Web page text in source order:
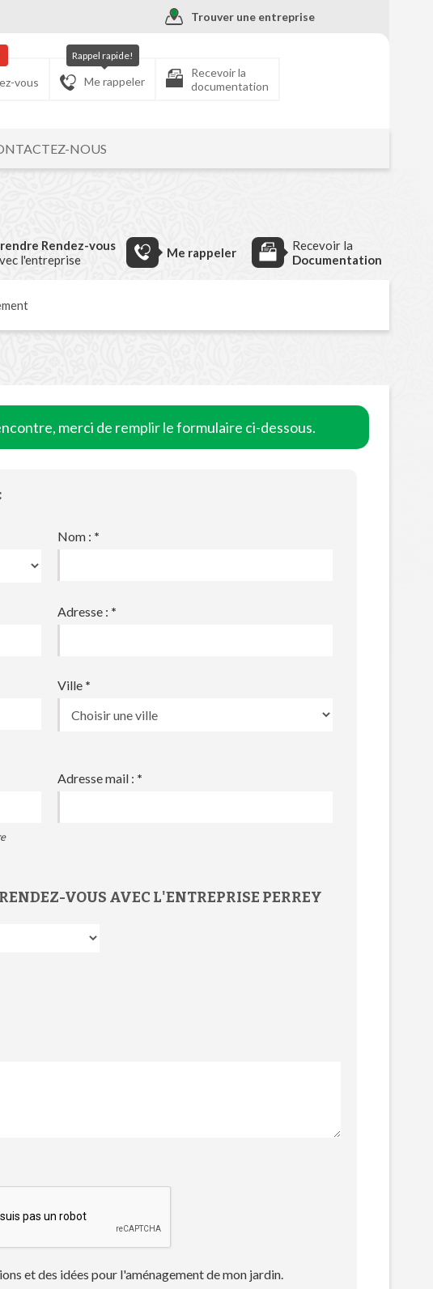
Trouver une entreprise
vous Me rappeler
Rappel rapide!
Recevoir la
documentation
NOUS
Rendez-vous
l'entreprise
Me rappeler
Recevoir la
Documentation
merci de remplir le formulaire ci-dessous.
Nom : *
Adresse : *
Ville *
Adresse mail : *
VOUS AVEC L'ENTREPRISE PERREY
et des idées pour l'aménagement de mon jardin.